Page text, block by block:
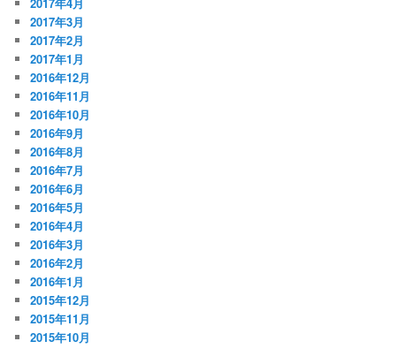
2017年4月
2017年3月
2017年2月
2017年1月
2016年12月
2016年11月
2016年10月
2016年9月
2016年8月
2016年7月
2016年6月
2016年5月
2016年4月
2016年3月
2016年2月
2016年1月
2015年12月
2015年11月
2015年10月